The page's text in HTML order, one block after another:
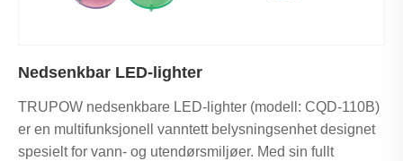
Nedsenkbar LED-lighter
TRUPOW nedsenkbare LED-lighter (modell: CQD-110B)
er en multifunksjonell vanntett belysningsenhet designet
spesielt for vann- og utendørsmiljøer. Med sin fullt